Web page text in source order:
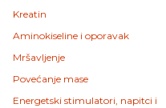
Kreatin
Aminokiseline i oporavak
Mršavljenje
Povećanje mase
Energetski stimulatori, napitci i